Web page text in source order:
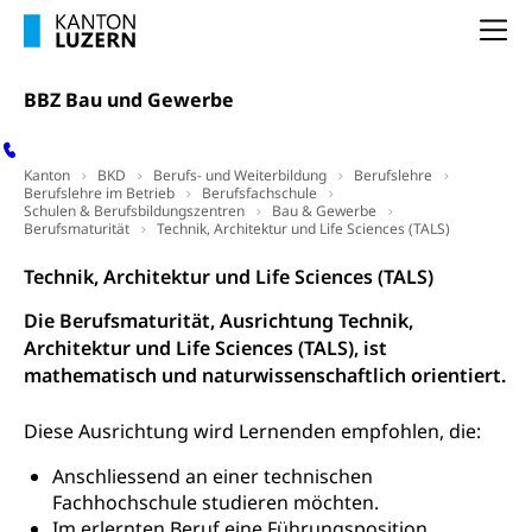
BBZ Bau und Gewerbe
Kanton BKD Berufs- und Weiterbildung
Berufslehre
Berufslehre im Betrieb
Berufsfachschule
Schulen & Berufsbildungszentren
Bau & Gewerbe
Berufsmaturität
Technik, Architektur und Life Sciences (TALS)
Technik, Architektur und Life Sciences (TALS)
Die Berufsmaturität, Ausrichtung Technik,
Architektur und Life Sciences (TALS), ist
mathematisch und naturwissenschaftlich orientiert.
Diese Ausrichtung wird Lernenden empfohlen, die:
Anschliessend an einer technischen
Fachhochschule studieren möchten.
Zentrum für Brückenangebote
Studienwahl- und Studienbearatung
Gesundheitsmittelschule
Wirtschaftsmittelschule
FMS und Vollzeitschulen mit BM
Schulpflicht
Förderangebote
Sonderschulung
Musikschulen
Schulferien
Früherziehung
Schuldienste
Betreuungsangebote
Schulliste
Heilpädagogische Schulen
Studienbeihilfe, Stipendien, Ausbildungsdarlehen
Fachstelle Stipendien (beruf.lu.ch)
Studienbeiträge Höhere Berufsbildung
Finanzielle Unterstützung Pädagogische
Hochschule PHLU
Stipendien Hochschule Luzern hslu
universitäre Ausbildung, akademische Ausbildung,
Hochschulbildung, Hochschule, universitäre
Hochschule, Bachelor, Master, Doktorat,
Weiterbildung, Forschung, Entwicklung,
Fachhochschule Zentralschweiz, HSLU,
swissuniversities (Dachorganisation der Schweizer
Hochschulen)
Universität Luzern
Fachstelle Hochschulbildung
Kindergarten, Kinderkrippe, Krippe, Kinderhort,
Freiwilliges Kindergarten Jahr